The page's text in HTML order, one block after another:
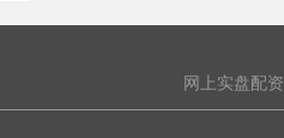
网上实盘配资